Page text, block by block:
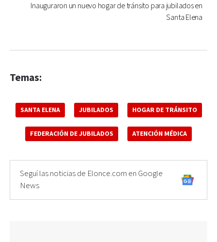
Inauguraron un nuevo hogar de tránsito para jubilados en
Santa Elena
Temas:
SANTA ELENA JUBILADOS HOGAR DE TRÁNSITO
FEDERACIÓN DE JUBILADOS ATENCIÓN MÉDICA
Seguí las noticias de Elonce.com en Google
News